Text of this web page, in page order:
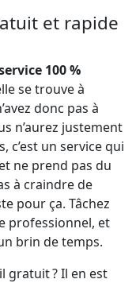
et rapide
100 %
se trouve à
donc pas à
n’aurez justement
c’est un service qui
ne prend pas du
à craindre de
pour ça. Tâchez
professionnel, et
brin de temps.
gratuit ? Il en est